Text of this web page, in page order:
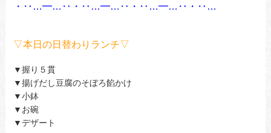
・‥…━…‥・‥…━…‥・‥…━…‥・‥…
▽本日の日替わりランチ▽
▼握り５貫
▼揚げだし豆腐のそぼろ餡かけ
▼小鉢
▼お碗
▼デザート